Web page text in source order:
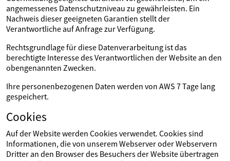
angemessenes Datenschutzniveau zu gewährleisten. Ein
Nachweis dieser geeigneten Garantien stellt der
Verantwortliche auf Anfrage zur Verfügung.
Rechtsgrundlage für diese Datenverarbeitung ist das
berechtigte Interesse des Verantwortlichen der Website an den
obengenannten Zwecken.
Ihre personenbezogenen Daten werden von AWS 7 Tage lang
gespeichert.
Cookies
Auf der Website werden Cookies verwendet. Cookies sind
Informationen, die von unserem Webserver oder Webservern
Dritter an den Browser des Besuchers der Website übertragen